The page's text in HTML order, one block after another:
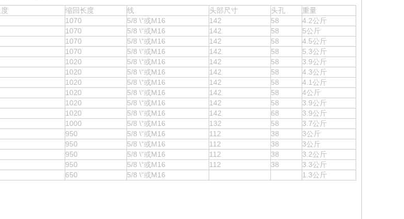
缩回长度 线 头部尺寸 头孔
重量
1070 5/8 \“或M16 142 58
4.2公斤
1070 5/8 \“或M16 142 58
5公斤
1070 5/8 \“或M16 142 58
4.5公斤
1070 5/8 \“或M16 142 58
5.3公斤
1020 5/8 \“或M16 142 58
3.9公斤
1020 5/8 \“或M16 142 58
4.3公斤
1020 5/8 \“或M16 142 58
4.1公斤
1020 5/8 \“或M16 142 58
4公斤
1020 5/8 \“或M16 142 58
3.9公斤
1020 5/8 \“或M16 142 68
3.9公斤
1000 5/8 \“或M16 132 58
3.7公斤
950 5/8 \“或M16 112 38
3公斤
950 5/8 \“或M16 112 38
3公斤
950 5/8 \“或M16 112 38
3.2公斤
950 5/8 \“或M16 112 38
3.3公斤
650 5/8 \“或M16 1.3公斤